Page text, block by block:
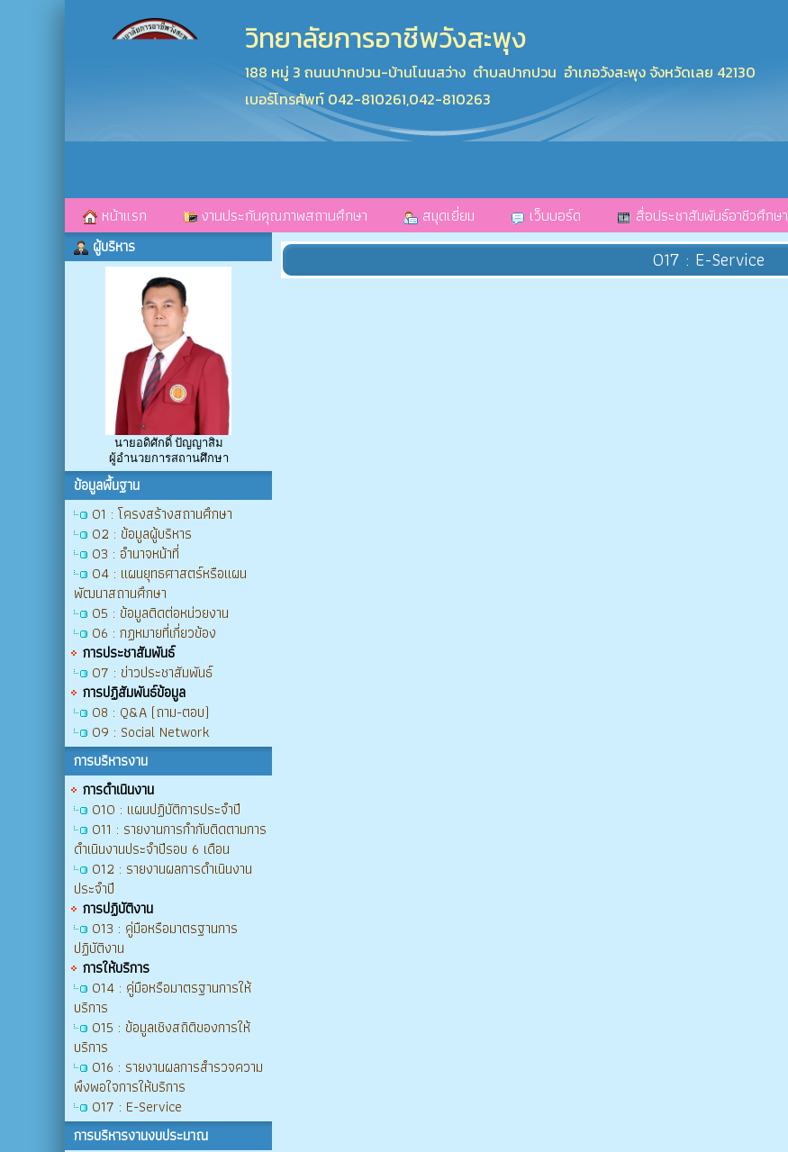
วิทยาลัยการอาชีพวังสะพุง
188 หมู่ 3 ถนนปากปวน-บ้านโนนสว่าง ตำบลปากปวน อำเภอวังสะพุง จังหวัดเลย 42130
เบอร์โทรศัพท์ 042-810261,042-810263
หน้าแรก งานประกันคุณภาพสถานศึกษา สมุดเยี่ยม เว็บบอร์ด สื่อประชาสัมพันธ์อาชีวศึกษา
ผู้บริหาร
นายอดิศักดิ์ ปัญญาสิม
ผู้อำนวยการสถานศึกษา
ข้อมูลพื้นฐาน
O1 : โครงสร้างสถานศึกษา
O2 : ข้อมูลผู้บริหาร
O3 : อำนาจหน้าที่
O4 : แผนยุทธศาสตร์หรือแผน
พัฒนาสถานศึกษา
O5 : ข้อมูลติดต่อหน่วยงาน
O6 : กฏหมายที่เกี่ยวข้อง
การประชาสัมพันธ์
O7 : ข่าวประชาสัมพันธ์
การปฏิสัมพันธ์ข้อมูล
O8 : Q&A (ถาม-ตอบ)
O9 : Social Network
การบริหารงาน
การดำเนินงาน
O10 : แผนปฏิบัติการประจำปี
O11 : รายงานการกำกับติดตามการ
ดำเนินงานประจำปีรอบ 6 เดือน
O12 : รายงานผลการดำเนินงาน
ประจำปี
การปฏิบัติงาน
O13 : คู่มือหรือมาตรฐานการ
ปฏิบัติงาน
การให้บริการ
O14 : คู่มือหรือมาตรฐานการให้
บริการ
O15 : ข้อมูลเชิงสถิติของการให้
บริการ
O16 : รายงานผลการสำรวจความ
พึงพอใจการให้บริการ
O17 : E-Service
การบริหารงานงบประมาณ
O17 : E-Service